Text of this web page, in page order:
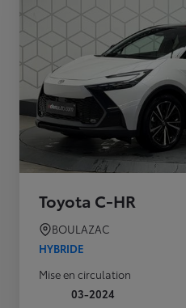
Toyota C-HR
BOULAZAC
HYBRIDE
Mise en circulation
03-2024